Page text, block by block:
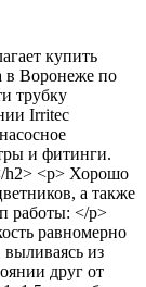
купить
в Воронеже по
трубку
Irritec
и фитинги.
h2> <p> Хорошо
а также
работы: </p>
равномерно
выливаясь из
друг от